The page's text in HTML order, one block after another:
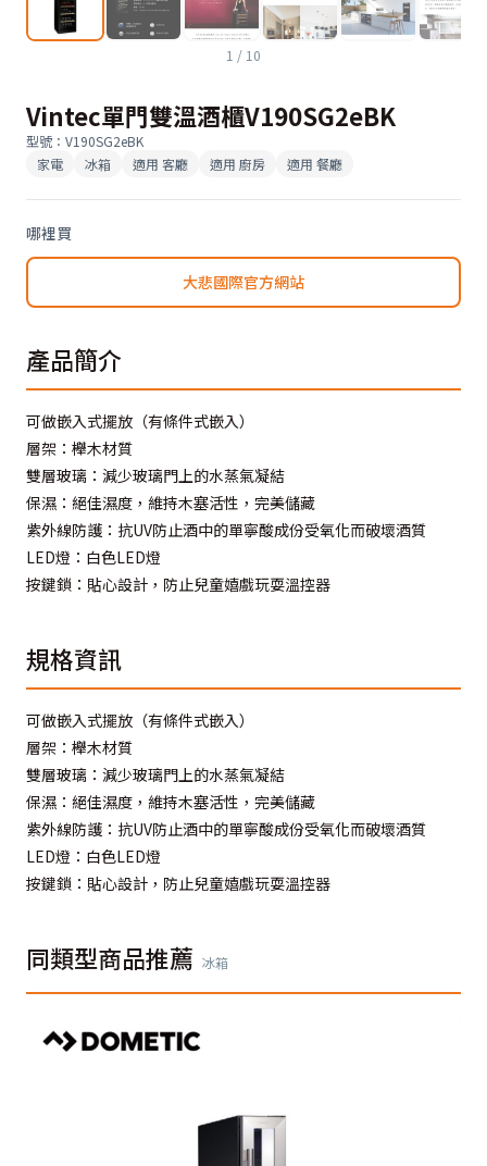
1 / 10
Vintec單門雙溫酒櫃V190SG2eBK
型號 ： V190SG2eBK
家電
冰箱 適用 客廳 適用 廚房 適用 餐廳
哪裡買
大悲國際官方網站
產品簡介
可做嵌入式擺放（有條件式嵌入）
層架：櫸木材質
雙層玻璃：減少玻璃門上的水蒸氣凝結
保濕：絕佳濕度，維持木塞活性，完美儲藏
紫外線防護：抗UV防止酒中的單寧酸成份受氧化而破壞酒質
LED燈：白色LED燈
按鍵鎖：貼心設計，防止兒童嬉戲玩耍溫控器
規格資訊
可做嵌入式擺放（有條件式嵌入）
層架：櫸木材質
雙層玻璃：減少玻璃門上的水蒸氣凝結
保濕：絕佳濕度，維持木塞活性，完美儲藏
紫外線防護：抗UV防止酒中的單寧酸成份受氧化而破壞酒質
LED燈：白色LED燈
按鍵鎖：貼心設計，防止兒童嬉戲玩耍溫控器
同類型商品推薦 冰箱